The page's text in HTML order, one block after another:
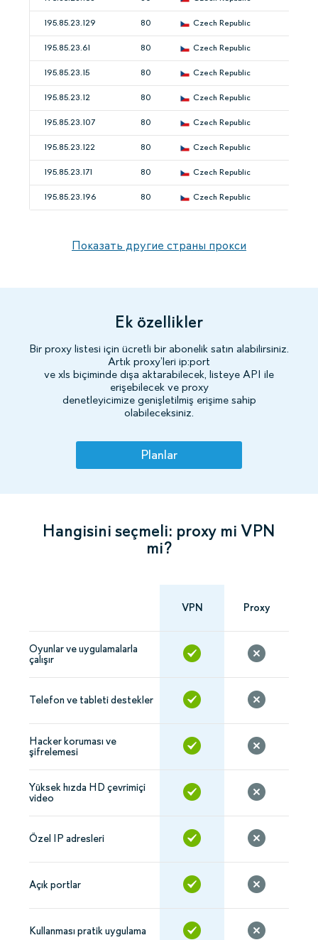
195.85.23.129 80 Czech Republic
195.85.23.61 80 Czech Republic
195.85.23.15 80 Czech Republic
195.85.23.12 80 Czech Republic
195.85.23.107 80 Czech Republic
195.85.23.122 80 Czech Republic
195.85.23.171 80 Czech Republic
195.85.23.196 80 Czech Republic
Показать другие страны прокси
Ek özellikler
Bir proxy listesi için ücretli bir abonelik satın alabilirsiniz.
Artık proxy’leri ip:port
ve xls biçiminde dışa aktarabilecek, listeye API ile
erişebilecek ve proxy
denetleyicimize genişletilmiş erişime sahip
olabileceksiniz.
Planlar
Hangisini seçmeli: proxy mi VPN
mi?
VPN Proxy
Oyunlar ve uygulamalarla
çalışır
Telefon ve tableti destekler
Hacker koruması ve
şifrelemesi
Yüksek hızda HD çevrimiçi
video
Özel IP adresleri
Açık portlar
Kullanması pratik uygulama